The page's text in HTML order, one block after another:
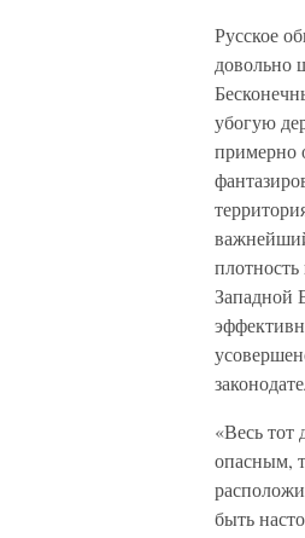
Русское
довольно
убогую
примерно
Западной
«Весь тот
опасным,
быть